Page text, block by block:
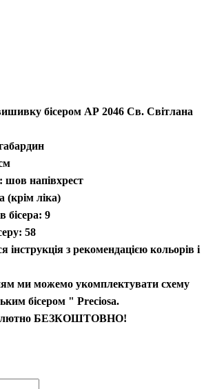
бісером АР 2046 Св. Світлана
напівхрест
(крім ліка)
бісера: 9
58
інструкція з рекомендацією кольорів і
ми можемо укомплектувати схему
бісером " Preciosa.
БЕЗКОШТОВНО!